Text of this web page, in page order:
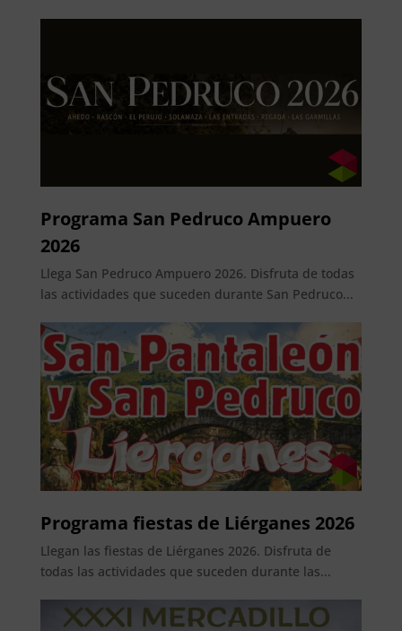
Programa San Pedruco Ampuero
2026
Llega San Pedruco Ampuero 2026. Disfruta de todas
las actividades que suceden durante San Pedruco...
Programa fiestas de Liérganes 2026
Llegan las fiestas de Liérganes 2026. Disfruta de
todas las actividades que suceden durante las...